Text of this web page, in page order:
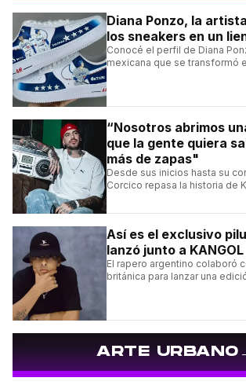
Diana Ponzo, la
los sneakers en un
Conocé el perfil de Diana
mexicana que se transformó
“Nosotros abrimos
que la gente quiera
más de zapas"
Desde sus inicios hasta su
Corcico repasa la historia de
Así es el exclusivo
lanzó junto a KANGOL
El rapero argentino colaboró
británica para lanzar una
ARTE URBANO